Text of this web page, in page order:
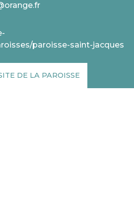
paroisse-saint-jacques
DE LA PAROISSE